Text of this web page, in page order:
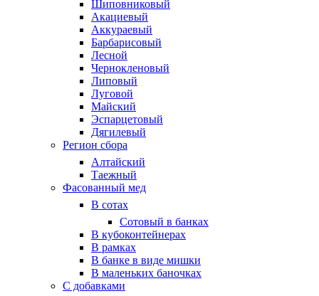
Шиповниковый
Акациевый
Аккураевый
Барбарисовый
Лесной
Чернокленовый
Липовый
Луговой
Майский
Эспарцетовый
Дягилевый
Регион сбора
Алтайский
Таежный
Фасованный мед
В сотах
Сотовый в банках
В кубоконтейнерах
В рамках
В банке в виде мишки
В маленьких баночках
С добавками